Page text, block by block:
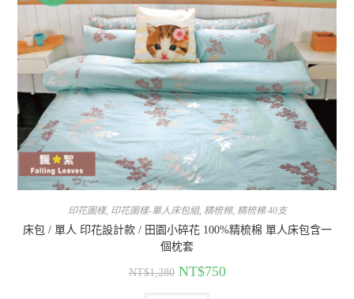
印花圖樣, 印花圖樣-單人床包組, 精梳棉, 精梳棉 40支
床包 / 單人 印花設計款 / 田園小碎花 100%精梳棉 單人床包含一
個枕套
NT$1,280 NT$750